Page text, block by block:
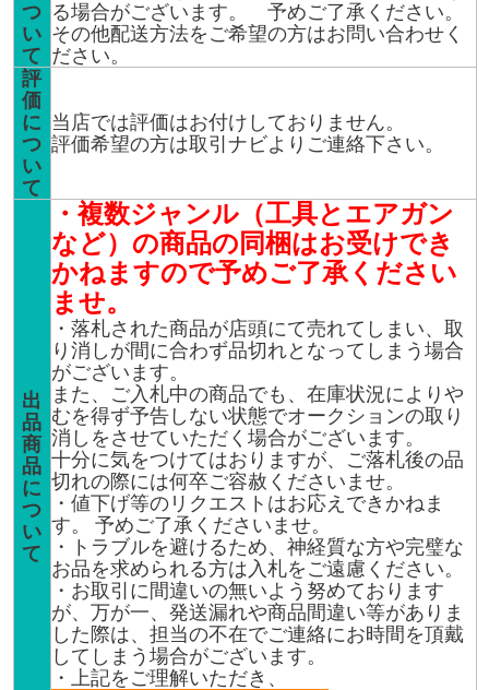
つ
い
て
る場合がございます。 予めご了承ください。
その他配送方法をご希望の方はお問い合わせく
ださい。
評
価
に
つ
い
て
当店では評価はお付けしておりません。
評価希望の方は取引ナビよりご連絡下さい。
出
品
商
品
に
つ
い
て
・複数ジャンル（工具とエアガン
など）の商品の同梱はお受けでき
かねますので予めご了承ください
ませ。
・落札された商品が店頭にて売れてしまい、取
り消しが間に合わず品切れとなってしまう場合
がございます。
また、ご入札中の商品でも、在庫状況によりや
むを得ず予告しない状態でオークションの取り
消しをさせていただく場合がございます。
十分に気をつけてはおりますが、ご落札後の品
切れの際には何卒ご容赦くださいませ。
・値下げ等のリクエストはお応えできかねま
す。 予めご了承くださいませ。
・トラブルを避けるため、神経質な方や完璧な
お品を求められる方は入札をご遠慮ください。
・お取引に間違いの無いよう努めております
が、万が一、発送漏れや商品間違い等がありま
した際は、担当の不在でご連絡にお時間を頂戴
してしまう場合がございます。
・上記をご理解いただき、